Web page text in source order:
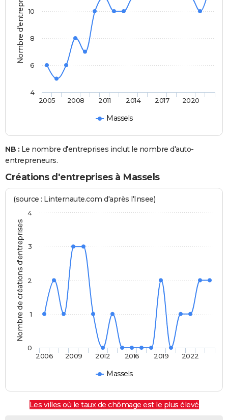
Nombre d'entreprises
Massels
2005 2008 2011 2014 2017 2020
4
6
8
10
NB : Le nombre d'entreprises inclut le nombre d'auto-
entrepreneurs.
Créations d'entreprises à Massels
Nombre de créations d'entreprises
(source : Linternaute.com d'après l'Insee)
Massels
2006 2009 2012 2016 2019 2022
0
1
2
3
4
Les villes où le taux de chômage est le plus élevé